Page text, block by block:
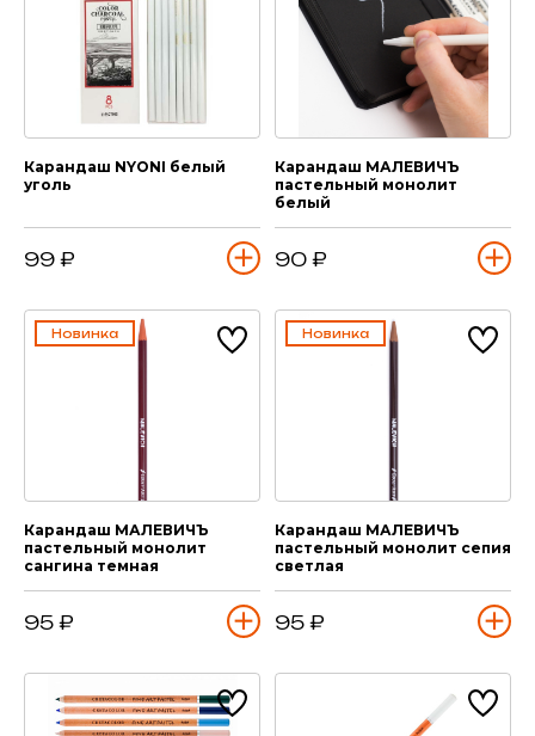
Карандаш NYONI белый
уголь
99 ₽
Карандаш МАЛЕВИЧЪ
пастельный монолит
белый
90 ₽
Новинка
Карандаш МАЛЕВИЧЪ
пастельный монолит
сангина темная
95 ₽
Новинка
Карандаш МАЛЕВИЧЪ
пастельный монолит сепия
светлая
95 ₽